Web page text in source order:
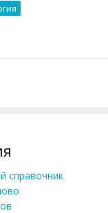
справочник